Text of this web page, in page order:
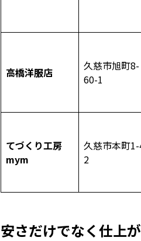
高橋洋服店
久慈市旭町8-
60-1
てづくり工房
mym
久慈市本町
2
安さだけでなく仕上